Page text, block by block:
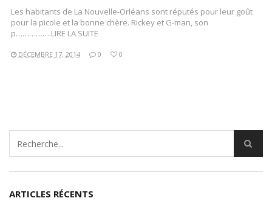
Les habitants de La Nouvelle-Orléans sont réputés pour leur goût
pour la picole et la bonne chère. Rickey et G-man, son
p…………….LIRE LA SUITE
DÉCEMBRE 17, 2014 0 0
ARTICLES RÉCENTS